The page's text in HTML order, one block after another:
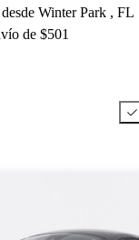
Winter Park , FL
de $501